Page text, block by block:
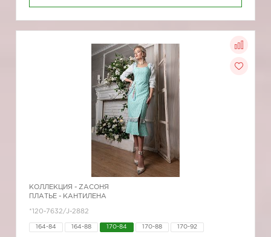
КОЛЛЕКЦИЯ - ZAСОНЯ
ПЛАТЬЕ - КАНТИЛЕНА
*120-7632/J-2882
164-84 164-88 170-84 170-88 170-92